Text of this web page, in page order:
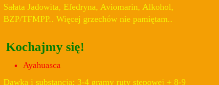
Sałata Jadowita, Efedryna, Aviomarin, Alkohol,
BZP/TFMPP.. Więcej grzechów nie pamiętam..
Kochajmy się!
Ayahuasca
Dawka i substancja: 3-4 gramy ruty stepowej + 8-9